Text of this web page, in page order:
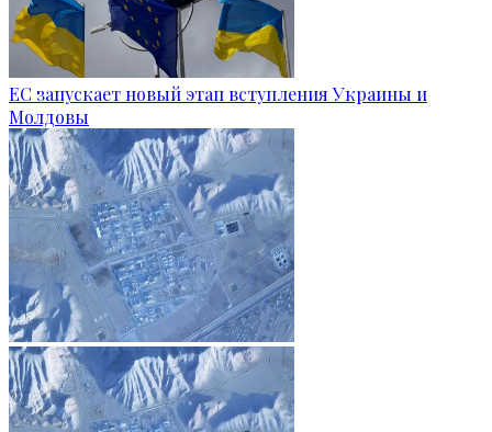
ЕС запускает новый этап вступления Украины и
Молдовы